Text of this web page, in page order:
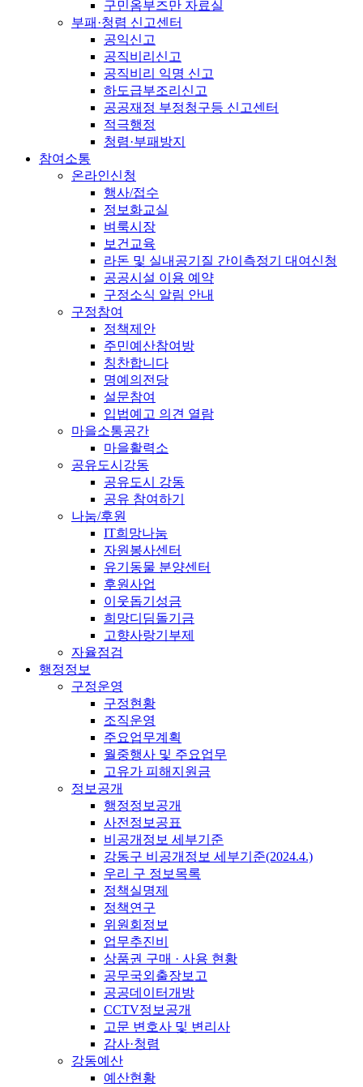
구민옴부즈만 자료실
부패·청렴 신고센터
공익신고
공직비리신고
공직비리 익명 신고
하도급부조리신고
공공재정 부정청구등 신고센터
적극행정
청렴·부패방지
참여소통
온라인신청
행사/접수
정보화교실
벼룩시장
보건교육
라돈 및 실내공기질 간이측정기 대여신청
공공시설 이용 예약
구정소식 알림 안내
구정참여
정책제안
주민예산참여방
칭찬합니다
명예의전당
설문참여
입법예고 의견 열람
마을소통공간
마을활력소
공유도시강동
공유도시 강동
공유 참여하기
나눔/후원
IT희망나눔
자원봉사센터
유기동물 분양센터
후원사업
이웃돕기성금
희망디딤돌기금
고향사랑기부제
자율점검
행정정보
구정운영
구정현황
조직운영
주요업무계획
월중행사 및 주요업무
고유가 피해지원금
정보공개
행정정보공개
사전정보공표
비공개정보 세부기준
강동구 비공개정보 세부기준(2024.4.)
우리 구 정보목록
정책실명제
정책연구
위원회정보
업무추진비
상품권 구매 · 사용 현황
공무국외출장보고
공공데이터개방
CCTV정보공개
고문 변호사 및 변리사
감사·청렴
강동예산
예산현황